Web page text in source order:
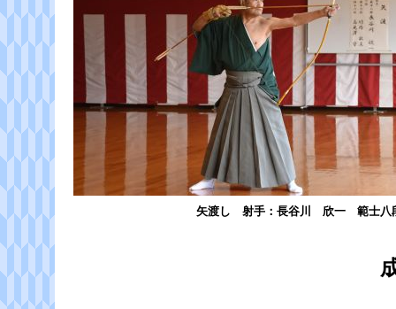
矢渡し 射手：長谷川 欣一 範士八